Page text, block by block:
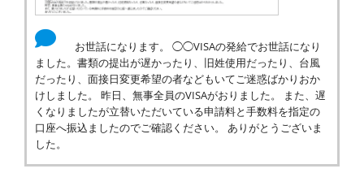
お世話になります。 ◯◯VISAの発給でお世話になり
ました。書類の提出が遅かったり、旧姓使用だったり、台風
だったり、面接日変更希望の者などもいてご迷惑ばかりおか
けしました。 昨日、無事全員のVISAがおりました。 また、遅
くなりましたが立替いただいている申請料と手数料を指定の
口座へ振込ましたのでご確認ください。 ありがとうございま
した。